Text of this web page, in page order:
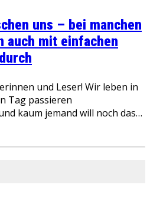
uns – bei manchen
auch mit einfachen
und Leser! Wir leben in
Tag passieren
kaum jemand will noch das…